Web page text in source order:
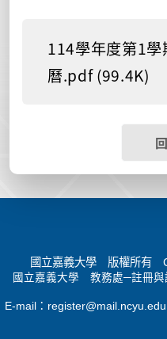
114學年度第1
曆.pdf (99.4K)
國立嘉義大學 版權所有
國立嘉義大學 教務處─註冊
E-mail：